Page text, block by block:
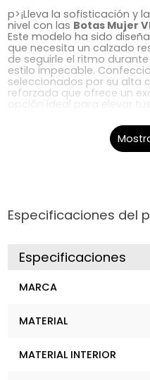
p>¡Lleva la sofisticación y
nivel con las Botas Mujer
Este modelo ha sido
que necesita un calzado
de seguirle el ritmo
estilo impecable.
seleccionados por su alta
reforzada que ofrece un
opción ideal para elevar
estabilidad y comodidad
, somos
con más de 37 años de
Especificaciones del
Especificaciones
MARCA
MATERIAL
MATERIAL INTERIOR